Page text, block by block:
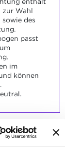
zur Wahl
des
passt
im
können